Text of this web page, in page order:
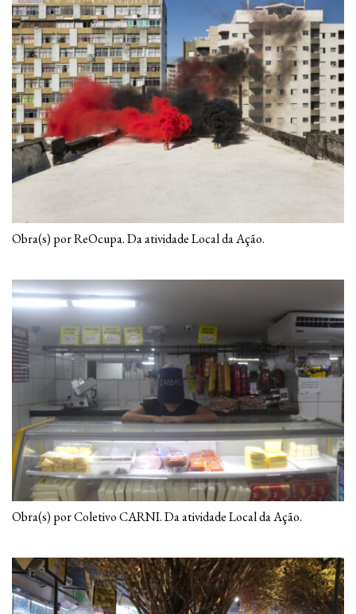
Obra(s) por ReOcupa. Da atividade Local da Ação.
Obra(s) por Coletivo CARNI. Da atividade Local da Ação.